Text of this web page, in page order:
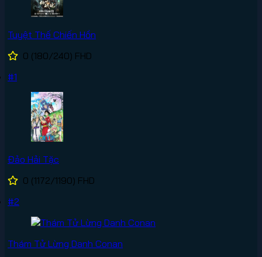
Tuyệt Thế Chiến Hồn
0 (180/240) FHD
#1
Đảo Hải Tặc
0 (1172/1190) FHD
#2
Thám Tử Lừng Danh Conan